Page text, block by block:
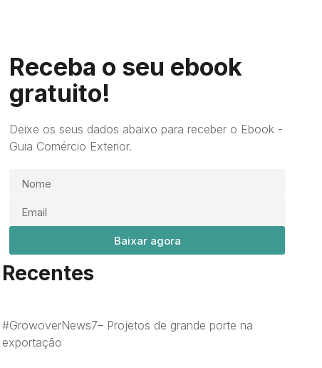
Receba o seu ebook
gratuito!
Deixe os seus dados abaixo para receber o Ebook -
Guia Comércio Exterior.
Baixar agora
Recentes
#GrowoverNews7– Projetos de grande porte na
exportação